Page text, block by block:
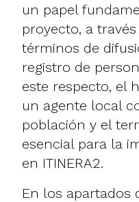
un papel
proyecto, a
términos de
registro de
este respecto, el
un agente local
población y el
esencial para la
en ITINERA2.
En los apartados